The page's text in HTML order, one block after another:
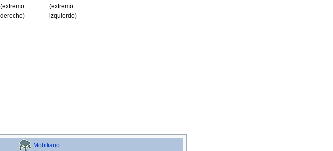
(extremo
derecho)
(extremo
izquierdo)
Mobiliario